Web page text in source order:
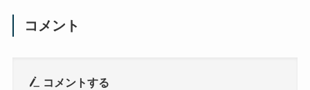
コメント
コメントする